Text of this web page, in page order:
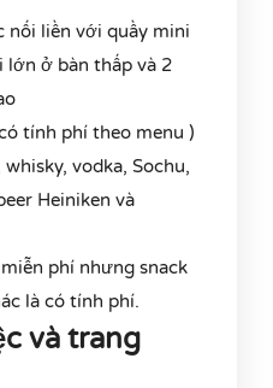
nối liền với quầy mini
lớn ở bàn thấp và 2
tính phí theo menu )
vodka, Sochu,
Heiniken và
phí nhưng snack
là có tính phí.
và trang